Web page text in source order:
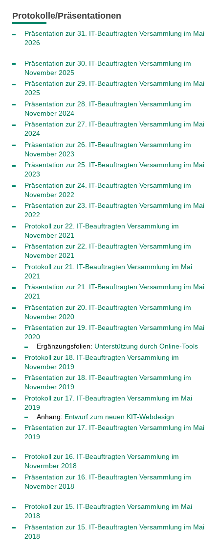
Protokolle/Präsentationen
Präsentation zur 31. IT-Beauftragten Versammlung im Mai
2026
Präsentation zur 30. IT-Beauftragten Versammlung im
November 2025
Präsentation zur 29. IT-Beauftragten Versammlung im Mai
2025
Präsentation zur 28. IT-Beauftragten Versammlung im
November 2024
Präsentation zur 27. IT-Beauftragten Versammlung im Mai
2024
Präsentation zur 26. IT-Beauftragten Versammlung im
November 2023
Präsentation zur 25. IT-Beauftragten Versammlung im Mai
2023
Präsentation zur 24. IT-Beauftragten Versammlung im
November 2022
Präsentation zur 23. IT-Beauftragten Versammlung im Mai
2022
Protokoll zur 22. IT-Beauftragten Versammlung im
November 2021
Präsentation zur 22. IT-Beauftragten Versammlung im
November 2021
Protokoll zur 21. IT-Beauftragten Versammlung im Mai
2021
Präsentation zur 21. IT-Beauftragten Versammlung im Mai
2021
Präsentation zur 20. IT-Beauftragten Versammlung im
November 2020
Präsentation zur 19. IT-Beauftragten Versammlung im Mai
2020
Ergänzungsfolien: Unterstützung durch Online-Tools
Protokoll zur 18. IT-Beauftragten Versammlung im
November 2019
Präsentation zur 18. IT-Beauftragten Versammlung im
November 2019
Protokoll zur 17. IT-Beauftragten Versammlung im Mai
2019
Anhang: Entwurf zum neuen KIT-Webdesign
Präsentation zur 17. IT-Beauftragten Versammlung im Mai
2019
Protokoll zur 16. IT-Beauftragten Versammlung im
Novermber 2018
Präsentation zur 16. IT-Beauftragten Versammlung im
November 2018
Protokoll zur 15. IT-Beauftragten Versammlung im Mai
2018
Präsentation zur 15. IT-Beauftragten Versammlung im Mai
2018